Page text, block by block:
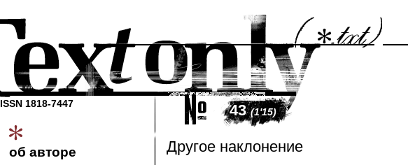
ISSN 1818-7447
об авторе
43(1'15)
Другое наклонение